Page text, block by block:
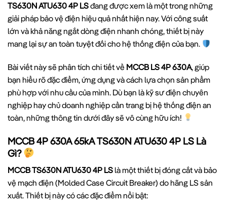
TS630N ATU630 4P LSđang được xem là một trong những
giải pháp bảo vệ điện hiệu quả nhất hiện nay. Với công suất
lớn và khả năng ngắt dòng điện nhanh chóng, thiết bị này
mang lại sự an toàn tuyệt đối cho hệ thống điện của bạn.
Bài viết này sẽ phân tích chi tiết về MCCB LS 4P 630A, giúp
bạn hiểu rõ đặc điểm, ứng dụng và cách lựa chọn sản phẩm
phù hợp với nhu cầu của mình. Dù bạn là kỹ sư điện chuyên
nghiệp hay chủ doanh nghiệp cần trang bị hệ thống điện an
toàn, những thông tin dưới đây sẽ vô cùng hữu ích!
MCCB 4P 630A 65kA TS630N ATU630 4P LS Là
Gì?
MCCB TS630N ATU630 4P LS là một thiết bị đóng cắt và bảo
vệ mạch điện (Molded Case Circuit Breaker) do hãng LS sản
xuất. Thiết bị này có các đặc điểm nổi bật: